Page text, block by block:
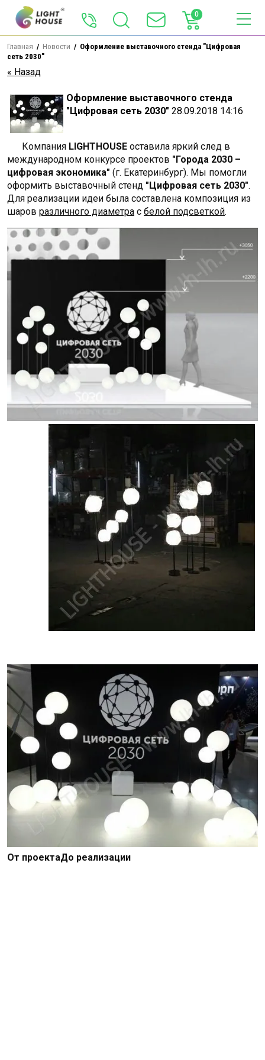
0
Главная
  /
Новости
  /  Оформление выставочного стенда "Цифровая
сеть 2030"
« Назад
Оформление выставочного стенда
"Цифровая сеть 2030" 28.09.2018 14:16
Компания LIGHTHOUSE оставила яркий след в
международном конкурсе проектов "Города 2030 –
цифровая экономика" (г. Екатеринбург). Мы помогли
оформить выставочный стенд "Цифровая сеть 2030".
Для реализации идеи была составлена композиция из
шаров различного диаметра с белой подсветкой.
От проектаДо реализации